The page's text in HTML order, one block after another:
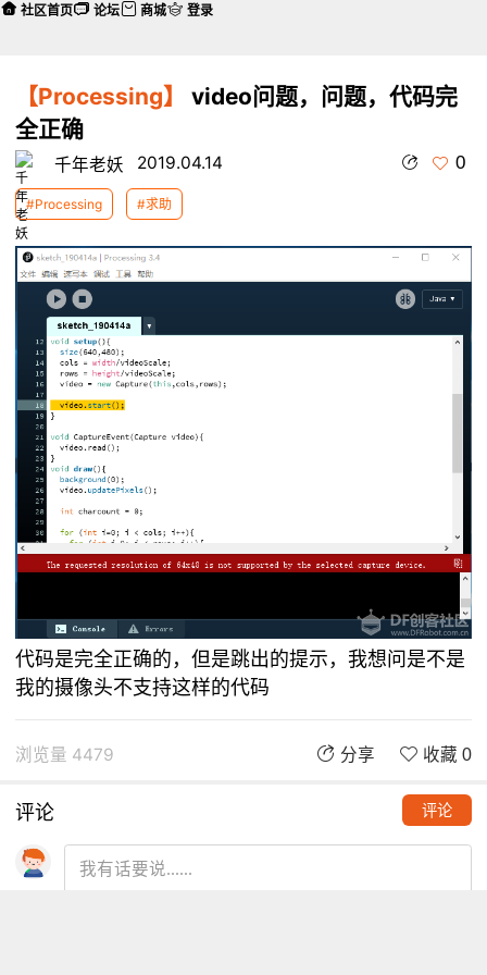
【Processing】
video问题，问题，代码完
全正确
千年老妖 2019.04.14 0
#Processing #求助
代码是完全正确的，但是跳出的提示，我想问是不是
我的摄像头不支持这样的代码
浏览量 4479 分享 收藏 0
评论 评论
社区首页 论坛 商城 登录